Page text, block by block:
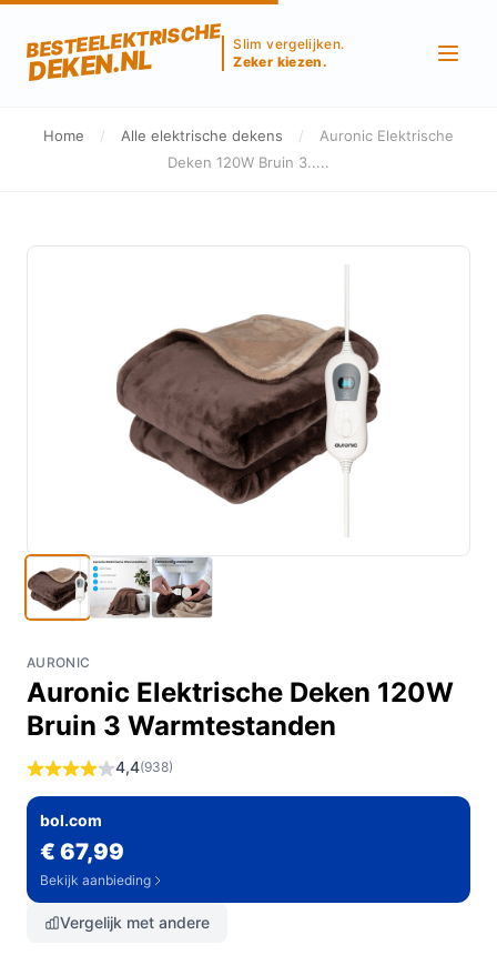
BESTEELEKTRISCHE
DEKEN.NL
Slim vergelijken.
Zeker kiezen.
Home / Alle elektrische dekens /
Auronic Elektrische
Deken 120W Bruin 3.....
AURONIC
Auronic Elektrische Deken 120W
Bruin 3 Warmtestanden
4,4(938)
bol.com
€ 67,99
Bekijk aanbieding
Vergelijk met andere